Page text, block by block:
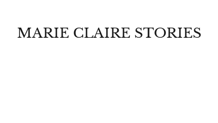
MARIE CLAIRE STORIES